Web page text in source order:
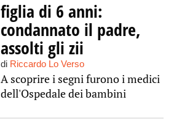
figlia di 6 anni:
condannato il padre,
assolti gli zii
di Riccardo Lo Verso
A scoprire i segni furono i medici
dell'Ospedale dei bambini